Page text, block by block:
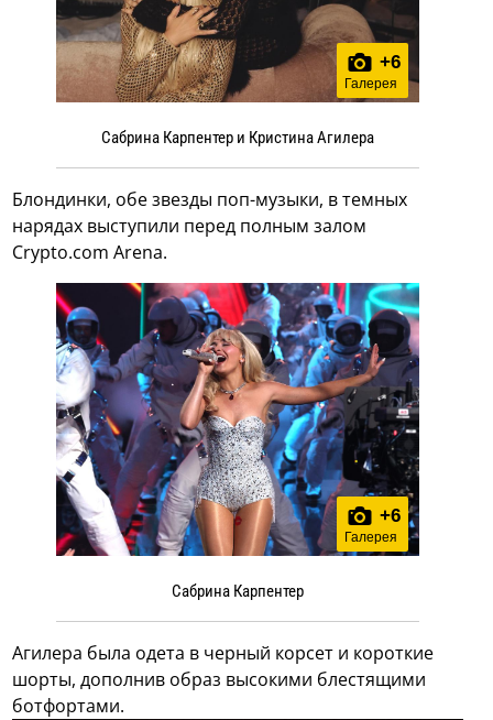
+6
Галерея
Сабрина Карпентер и Кристина Агилера
Блондинки, обе звезды поп-музыки, в темных
нарядах выступили перед полным залом
Crypto.com Arena.
+6
Галерея
Сабрина Карпентер
Агилера была одета в черный корсет и короткие
шорты, дополнив образ высокими блестящими
ботфортами.